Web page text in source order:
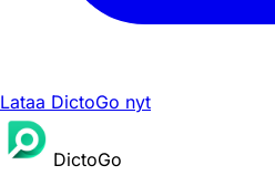
Lataa DictoGo nyt
DictoGo